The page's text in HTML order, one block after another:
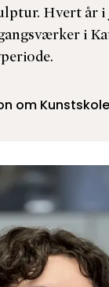
Hvert år
i
om